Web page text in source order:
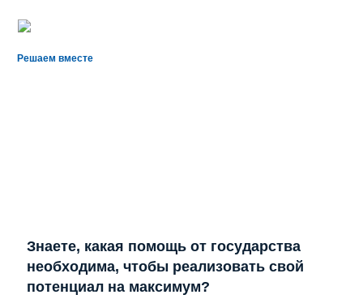
Решаем вместе
Знаете, какая помощь от государства
необходима, чтобы реализовать свой
потенциал на максимум?